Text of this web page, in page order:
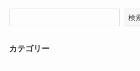
検
カテゴリー